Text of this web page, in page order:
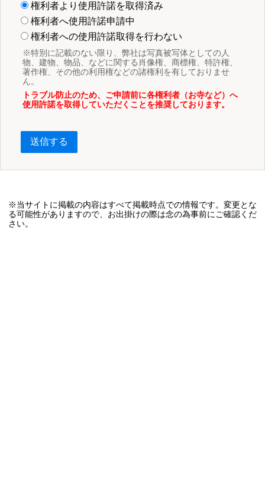
権利者より使用許諾を取得済み
権利者へ使用許諾申請中
権利者への使用許諾取得を行わない
※特別に記載のない限り、弊社は写真被写体としての人
物、建物、物品、などに関する肖像権、商標権、特許権、
著作権、その他の利用権などの諸権利を有しておりませ
ん。
トラブル防止のため、ご申請前に各権利者（お寺など）へ
使用許諾を取得していただくことを推奨しております。
送信する
※当サイトに掲載の内容はすべて掲載時点での情報です。変更とな
る可能性がありますので、お出掛けの際は念の為事前にご確認くだ
さい。